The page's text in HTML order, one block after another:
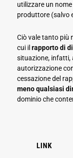
utilizzare un
produttore (salvo
Ciò vale tanto più
cui il rapporto di
situazione, infatti,
autorizzazione
cessazione del
meno qualsiasi
dominio che
LINK